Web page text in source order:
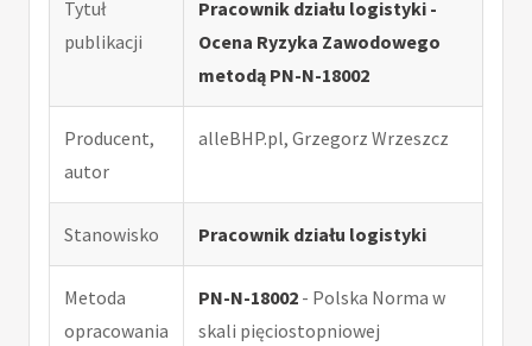
Tytuł
publikacji
Pracownik działu logistyki -
Ocena Ryzyka Zawodowego
metodą PN-N-18002
Producent,
autor
alleBHP.pl, Grzegorz Wrzeszcz
Stanowisko Pracownik działu logistyki
Metoda
opracowania
PN-N-18002 - Polska Norma w
skali pięciostopniowej